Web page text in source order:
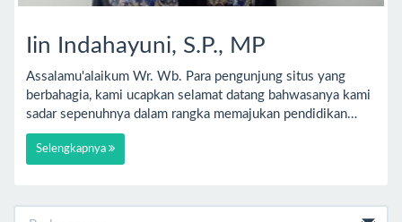
Iin Indahayuni, S.P., MP
Assalamu'alaikum Wr. Wb. Para pengunjung situs yang
berbahagia, kami ucapkan selamat datang bahwasanya kami
sadar sepenuhnya dalam rangka memajukan pendidikan…
Selengkapnya